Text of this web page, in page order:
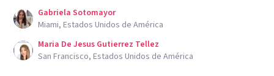
Gabriela Sotomayor
Miami, Estados Unidos de América
Maria De Jesus Gutierrez Tellez
San Francisco, Estados Unidos de América